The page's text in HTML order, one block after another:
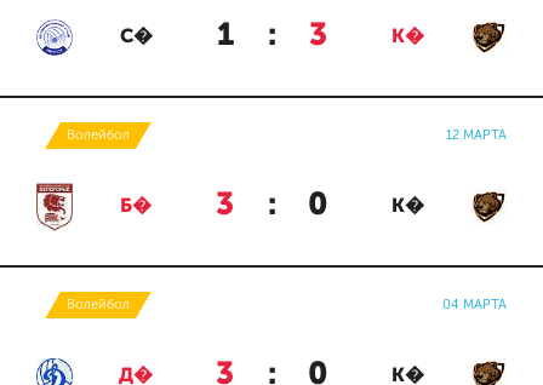
С� 1 : 3 К�
Волейбол 12 МАРТА
Б� 3 : 0 К�
Волейбол 04 МАРТА
Д� 3 : 0 К�